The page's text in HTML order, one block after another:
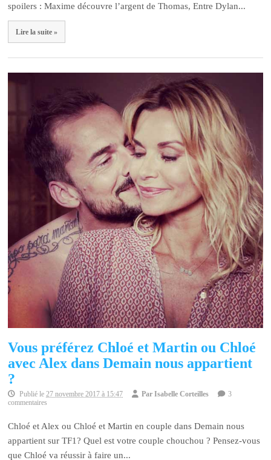
spoilers : Maxime découvre l’argent de Thomas, Entre Dylan...
Lire la suite »
Vous préférez Chloé et Martin ou Chloé
avec Alex dans Demain nous appartient
?
Publié le27 novembre 2017 à 15:47 ParIsabelle Corteilles
3
commentaires
Chloé et Alex ou Chloé et Martin en couple dans Demain nous
appartient sur TF1? Quel est votre couple chouchou ? Pensez-vous
que Chloé va réussir à faire un...